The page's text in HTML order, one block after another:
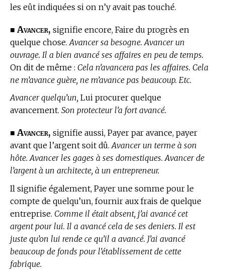
les eût indiquées si on n’y avait pas touché.
■ Avancer, signifie encore, Faire du progrès en
quelque chose. Avancer sa besogne. Avancer un
ouvrage. Il a bien avancé ses affaires en peu de temps.
On dit de même : Cela n’avancera pas les affaires. Cela
ne m’avance guère, ne m’avance pas beaucoup. Etc.
Avancer quelqu’un, Lui procurer quelque
avancement. Son protecteur l’a fort avancé.
■ Avancer, signifie aussi, Payer par avance, payer
avant que l’argent soit dû.Avancer un terme à son
hôte. Avancer les gages à ses domestiques. Avancer de
l’argent à un architecte, à un entrepreneur.
Il signifie également, Payer une somme pour le
compte de quelqu’un, fournir aux frais de quelque
entreprise. Comme il était absent, j’ai avancé cet
argent pour lui. Il a avancé cela de ses deniers. Il est
juste qu’on lui rende ce qu’il a avancé. J’ai avancé
beaucoup de fonds pour l’établissement de cette
fabrique.